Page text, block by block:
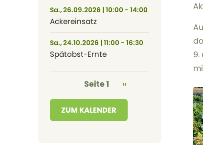
Sa., 26.09.2026 | 10:00 - 14:00
Ackereinsatz
Sa., 24.10.2026 | 11:00 - 16:30
Spätobst-Ernte
Seitennummerierung
Seite 1 Nächste Seite
››
ZUM KALENDER
9.